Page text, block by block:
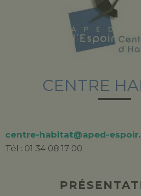
CENTRE
centre-habitat@aped-
Tél : 01 34 08 17 00